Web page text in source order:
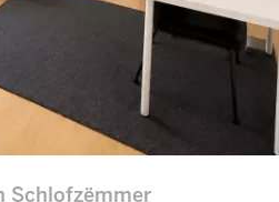
Schlofzëmmer